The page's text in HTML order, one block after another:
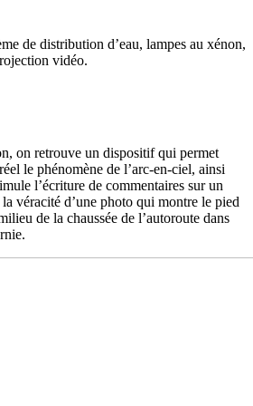
de distribution d’eau, lampes au xénon,
vidéo.
on retrouve un dispositif qui permet
le phénomène de l’arc-en-ciel, ainsi
l’écriture de commentaires sur un
véracité d’une photo qui montre le pied
de la chaussée de l’autoroute dans